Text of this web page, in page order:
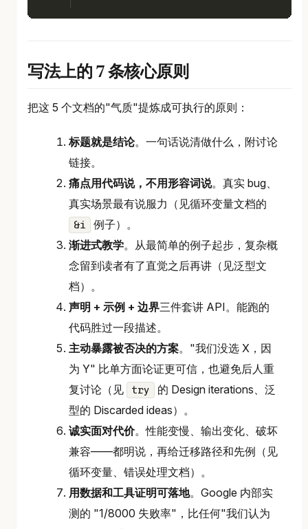
写法上的 7 条核心原则
把这 5 个文档的"气质"提炼成可执行的原则：
标题就是结论。一句话说清做什么，附讨论
链接。
痛点用代码说，不用形容词说。真实 bug、
真实场景最有说服力（见循环变量文档的
&i
例子）。
渐进式教学。从最简单的例子起步，复杂概
念留到读者有了直觉之后再讲（见泛型文
档）。
声明 + 示例 + 边界三件套讲 API。能跑的
代码胜过一段描述。
主动暴露被否决的方案。"我们没选 X，因
为 Y" 比单方面论证更可信，也避免后人重
复讨论（见
try
的 Design iterations、泛
型的 Discarded ideas）。
诚实面对代价。性能变慢、输出变化、破坏
兼容——都明说，再给迁移路径和先例（见
循环变量、错误处理文档）。
用数据和工具证明可落地。Google 内部实
测的 "1/8000 失败率"，比任何"我们认为